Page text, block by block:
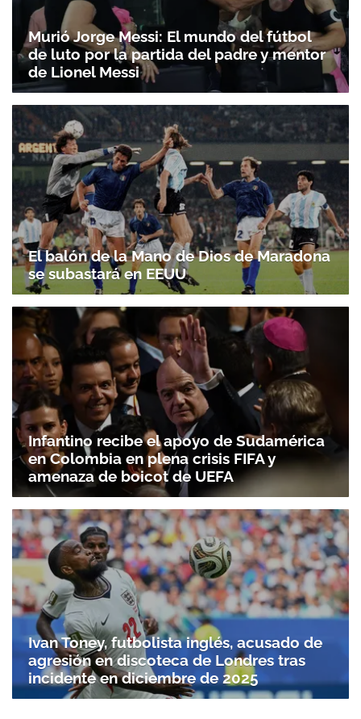
Murió Jorge Messi: El mundo del fútbol
de luto por la partida del padre y mentor
de Lionel Messi
El balón de la Mano de Dios de Maradona
se subastará en EEUU
Infantino recibe el apoyo de Sudamérica
en Colombia en plena crisis FIFA y
amenaza de boicot de UEFA
Ivan Toney, futbolista inglés, acusado de
agresión en discoteca de Londres tras
incidente en diciembre de 2025